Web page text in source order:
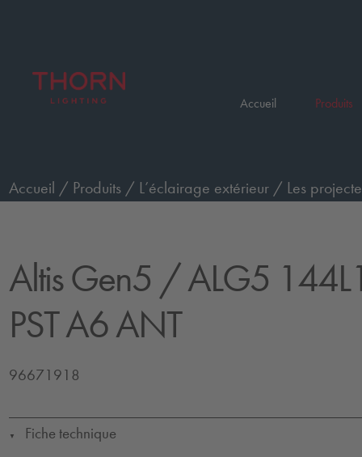
Accueil Produits
Accueil / Produits / L’éclairage extérieur / Les
Altis Gen5 / ALG5
PST A6 ANT
96671918
▼
Fiche technique